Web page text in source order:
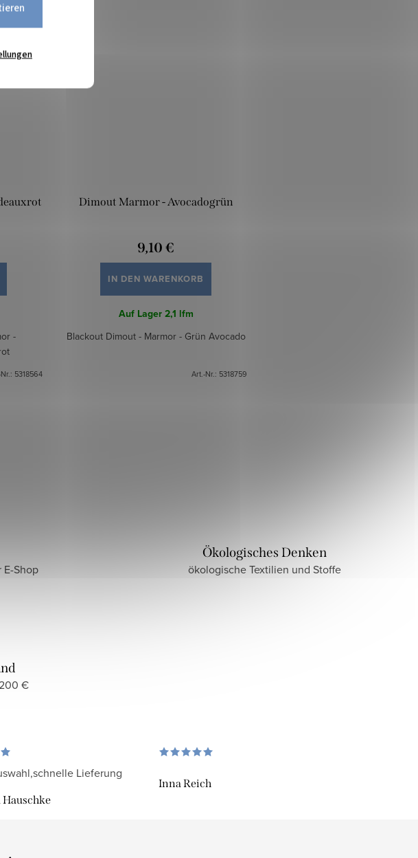
-
5318564
Dimout Marmor - Avocadogrün
9,10 €
IN DEN WARENKORB
Auf Lager 2,1 lfm
Blackout Dimout - Marmor - Grün Avocado
Art.-Nr.: 5318759
Shop
Ökologisches Denken
ökologische Textilien und Stoffe
€
Lieferung
Inna Reich